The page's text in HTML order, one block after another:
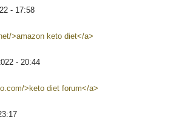
- 17:58
>amazon keto diet</a>
- 20:44
>keto diet forum</a>